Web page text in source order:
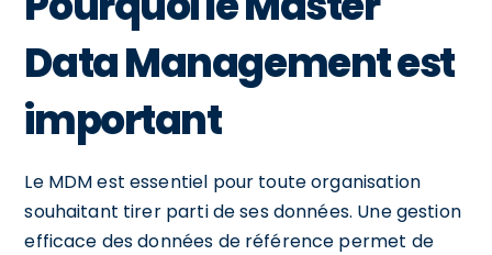
Data Management est
important
Le MDM est essentiel pour toute organisation
souhaitant tirer parti de ses données. Une gestion
efficace des données de référence permet de